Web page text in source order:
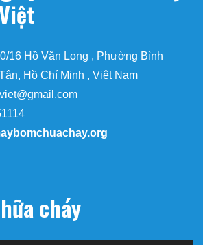
16 Hồ Văn Long , Phường Bình
Hồ Chí Minh , Việt Nam
cháy